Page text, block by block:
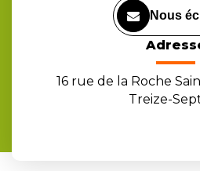
Nous
16 rue de la Roche
Treize-